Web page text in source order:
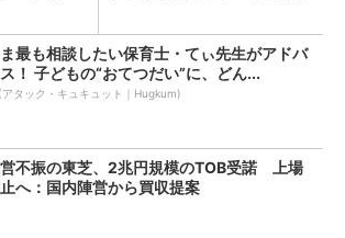
最も相談したい保育士・てぃ先生がアドバ
！ 子どもの“おてつだい”に、どん...
アタック・キュキュット｜Hugkum)
不振の東芝、2兆円規模のTOB受諾 上場
へ：国内陣営から買収提案